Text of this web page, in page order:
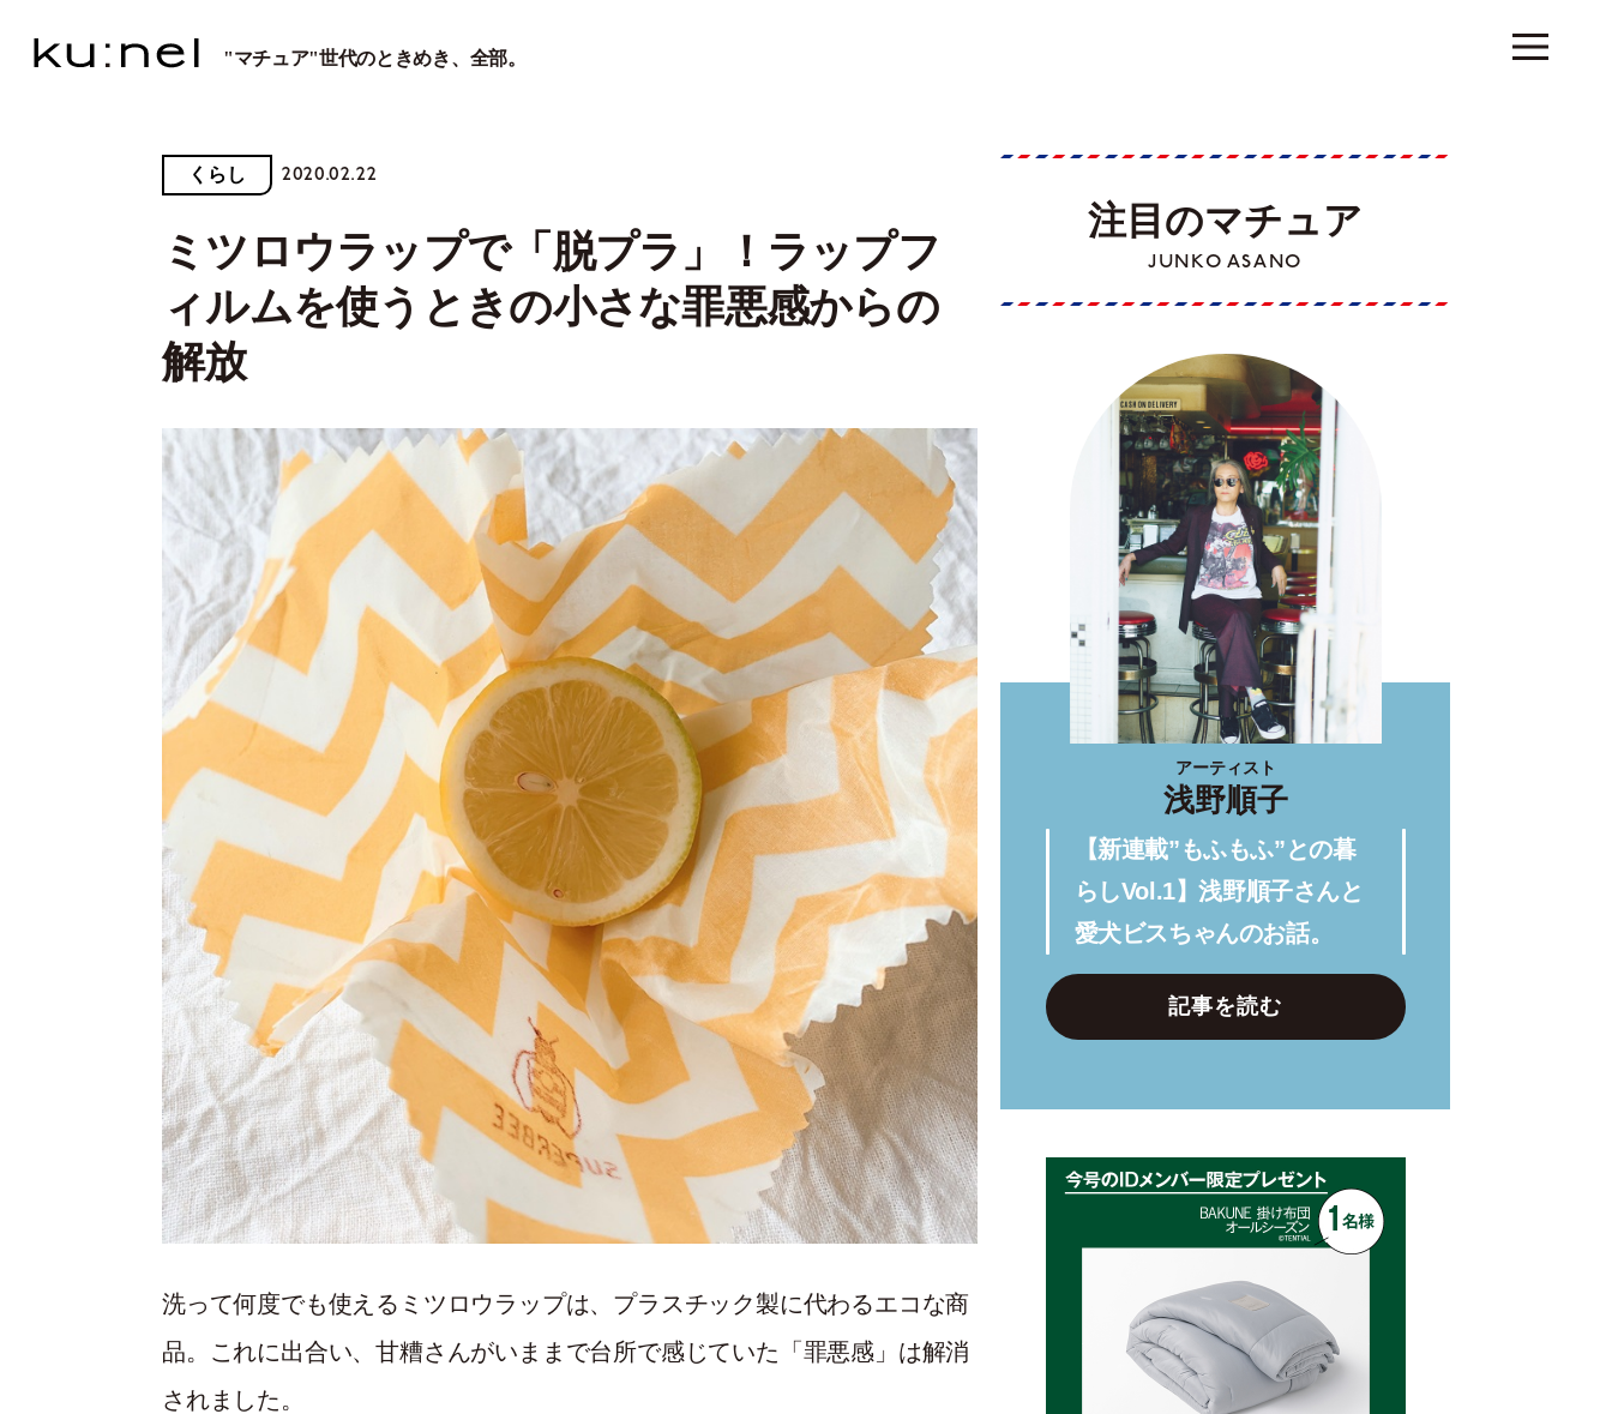
"マチュア"世代のときめき、全部。
くらし 2020.02.22
ミツロウラップで「脱プラ」！ラップフ
ィルムを使うときの小さな罪悪感からの
解放
洗って何度でも使えるミツロウラップは、プラスチック製に代わるエコな商
品。これに出合い、甘糟さんがいままで台所で感じていた「罪悪感」は解消
されました。
注目のマチュア
JUNKO ASANO
アーティスト
浅野順子
【新連載”もふもふ”との暮
らしVol.1】浅野順子さんと
愛犬ビスちゃんのお話。
記事を読む